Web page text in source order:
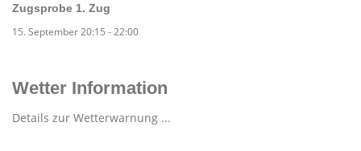
Zugsprobe 1. Zug
15. September 20:15 -22:00
Wetter Information
Details zur Wetterwarnung ...